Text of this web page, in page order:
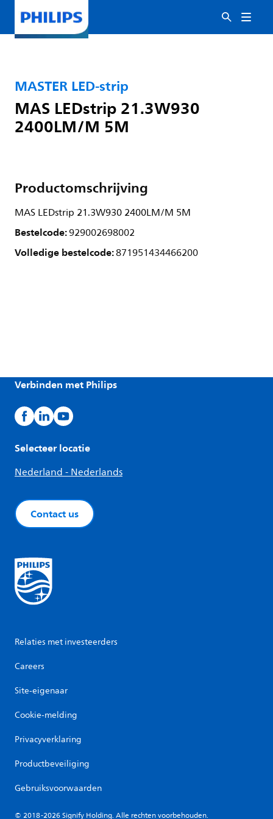
MASTER LED-strip
MAS LEDstrip 21.3W930
2400LM/M 5M
Productomschrijving
MAS LEDstrip 21.3W930 2400LM/M 5M
Bestelcode:929002698002
Volledige bestelcode:871951434466200
Verbinden met Philips
Selecteer locatie
Nederland - Nederlands
Contact us
Relaties met investeerders
Careers
Site-eigenaar
Cookie-melding
Privacyverklaring
Productbeveiliging
Gebruiksvoorwaarden
© 2018-2026 Signify Holding. Alle rechten voorbehouden.